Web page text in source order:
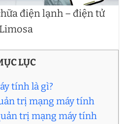
điện lạnh – điện tử
Limosa
LỤC
tính là gì?
trị mạng máy tính
trị mạng máy tính